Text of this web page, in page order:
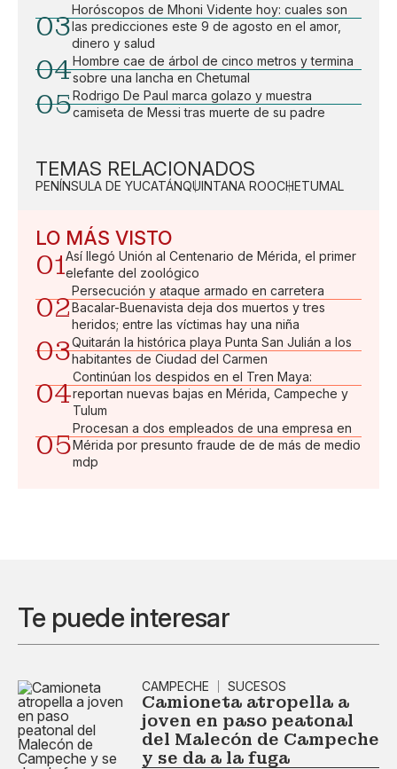
03
Horóscopos de Mhoni Vidente hoy: cuales son
las predicciones este 9 de agosto en el amor,
dinero y salud
04Hombre cae de árbol de cinco metros y termina
sobre una lancha en Chetumal
05Rodrigo De Paul marca golazo y muestra
camiseta de Messi tras muerte de su padre
TEMAS RELACIONADOS
PENÍNSULA DE YUCATÁNQUINTANA ROOCHETUMAL
LO MÁS VISTO
01Así llegó Unión al Centenario de Mérida, el primer
elefante del zoológico
02
Persecución y ataque armado en carretera
Bacalar-Buenavista deja dos muertos y tres
heridos; entre las víctimas hay una niña
03Quitarán la histórica playa Punta San Julián a los
habitantes de Ciudad del Carmen
04
Continúan los despidos en el Tren Maya:
reportan nuevas bajas en Mérida, Campeche y
Tulum
05
Procesan a dos empleados de una empresa en
Mérida por presunto fraude de de más de medio
mdp
Te puede interesar
CAMPECHE SUCESOS
Camioneta atropella a
joven en paso peatonal
del Malecón de Campeche
y se da a la fuga